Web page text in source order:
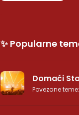
✨ Popularne
Domaći
Povezane teme: